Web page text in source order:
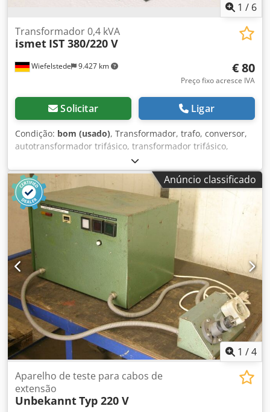
1 / 6
Wiefelstede 9.427 km
Transformador 0,4 kVA
ismet IST 380/220 V
€ 80
Preço fixo acresce IVA
Solicitar Ligar
Condição: bom (usado), Transformador, trafo, conversor,
autotransformador trifásico, transformador trifásico,
transformador monofásico - Fabricante: ismet,
transformador - Tipo: IST 380/220 V - Potência: 0,4 kVA -
Dados técnicos: ver placa de identificação na foto Dcjdpfx
Ajy Tki Aenzsk - Dimensões: 150/107/A130 mm - Peso: 7,2
kg
Anúncio classificado
1 /4
Aparelho de teste para cabos de
extensão
UnbekanntTyp 220 V